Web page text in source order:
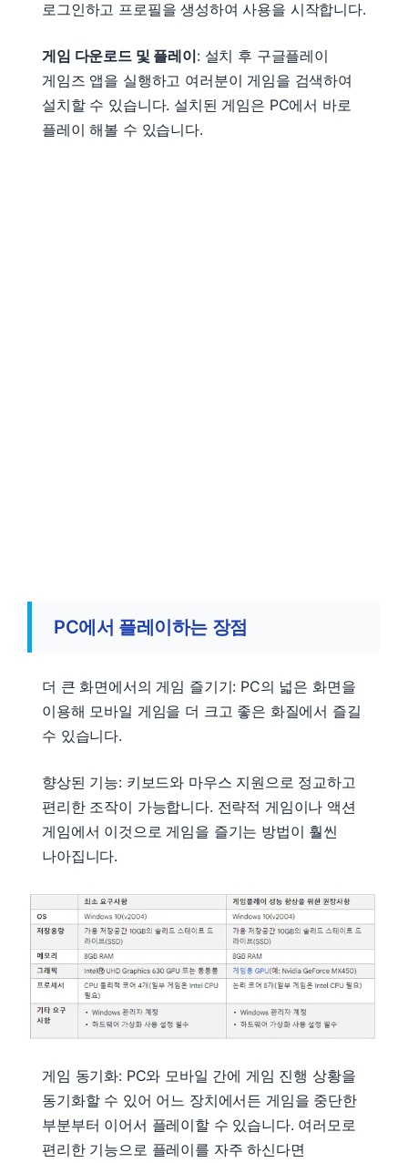
로그인하고 프로필을 생성하여 사용을 시작합니다.
게임 다운로드 및 플레이: 설치 후 구글플레이
게임즈 앱을 실행하고 여러분이 게임을 검색하여
설치할 수 있습니다. 설치된 게임은 PC에서 바로
플레이 해볼 수 있습니다.
PC에서 플레이하는 장점
더 큰 화면에서의 게임 즐기기: PC의 넓은 화면을
이용해 모바일 게임을 더 크고 좋은 화질에서 즐길
수 있습니다.
향상된 기능: 키보드와 마우스 지원으로 정교하고
편리한 조작이 가능합니다. 전략적 게임이나 액션
게임에서 이것으로 게임을 즐기는 방법이 훨씬
나아집니다.
게임 동기화: PC와 모바일 간에 게임 진행 상황을
동기화할 수 있어 어느 장치에서든 게임을 중단한
부분부터 이어서 플레이할 수 있습니다. 여러모로
편리한 기능으로 플레이를 자주 하신다면